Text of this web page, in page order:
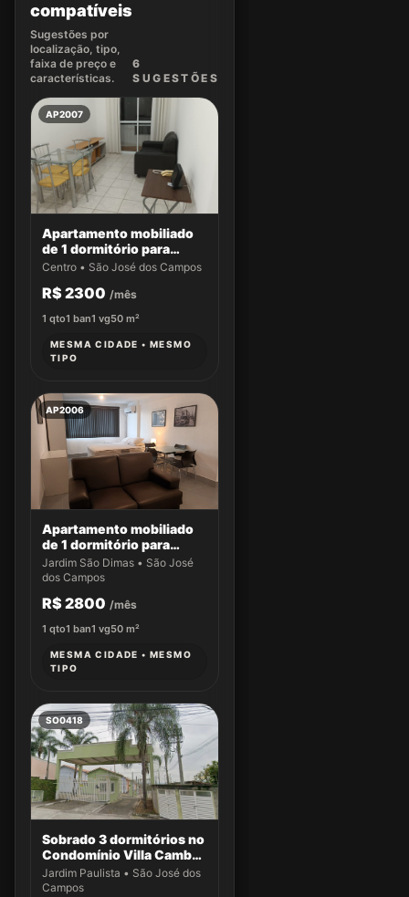
compatíveis
Sugestões por
localização, tipo,
faixa de preço e
características.
6
SUGEST ÕES
AP2007
Apartamento mobiliado
de 1 dormitório para
locação no Edifício San
Centro • São José dos Campos
R$ 2300 /mês
1 qto1 ban1 vg50 m²
MESMA CIDADE • MESMO
TIPO
AP2006
Apartamento mobiliado
de 1 dormitório para
locação no Edifício Suite
Service
Jardim São Dimas • São José
dos Campos
R$ 2800 /mês
1 qto1 ban1 vg50 m²
MESMA CIDADE • MESMO
TIPO
SO0418
Sobrado 3 dormitórios no
Condomínio Villa Cambuí
- Casa 033
Jardim Paulista • São José dos
Campos